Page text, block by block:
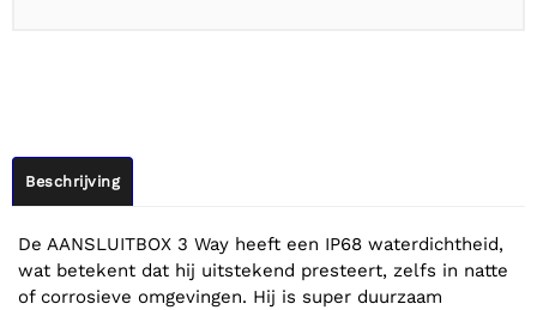
Beschrijving
De AANSLUITBOX 3 Way heeft een IP68 waterdichtheid,
wat betekent dat hij uitstekend presteert, zelfs in natte
of corrosieve omgevingen. Hij is super duurzaam